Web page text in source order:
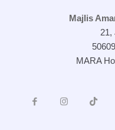
Majlis
21,
MARA